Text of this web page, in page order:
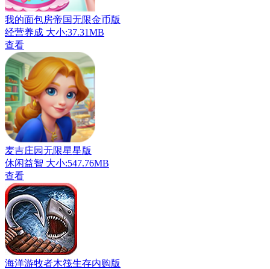
我的面包房帝国无限金币版
经营养成 大小:37.31MB
查看
麦吉庄园无限星星版
休闲益智 大小:547.76MB
查看
海洋游牧者木筏生存内购版